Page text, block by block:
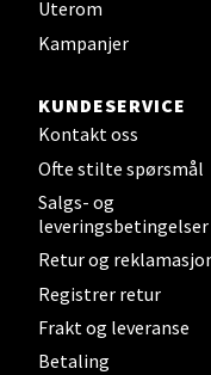
Uterom
Kampanjer
KUNDESERVICE
Kontakt oss
Ofte stilte spørsmål
Salgs- og
leveringsbetingelser
Retur og
Registrer retur
Frakt og leveranse
Betaling
Leirvik -
Torgbakken 2,
Åpent i dag 10-15
0 i butikk